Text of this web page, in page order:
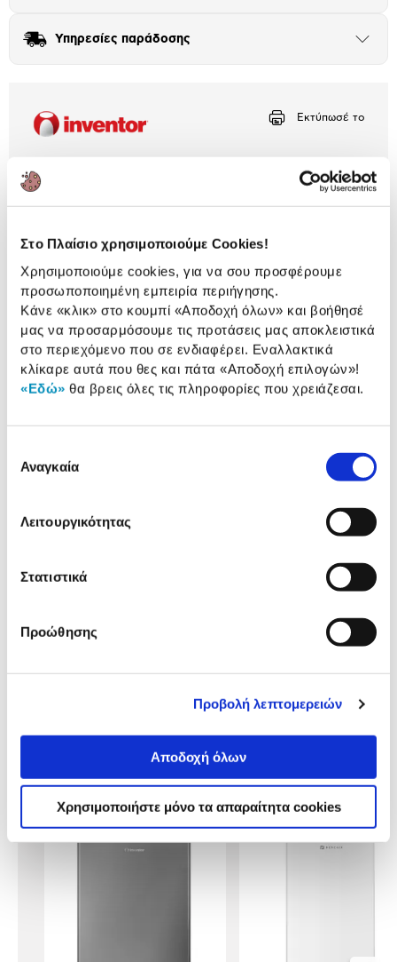
Στο Πλαίσιο χρησιμοποιούμε Cookies!
Χρησιμοποιούμε cookies, για να σου προσφέρουμε
προσωποποιημένη εμπειρία περιήγησης.
Κάνε «κλικ» στο κουμπί «Αποδοχή όλων» και βοήθησέ
μας να προσαρμόσουμε τις προτάσεις μας αποκλειστικά
στο περιεχόμενο που σε ενδιαφέρει. Εναλλακτικά
κλίκαρε αυτά που θες και πάτα «Αποδοχή επιλογών»!
«Εδώ» θα βρεις όλες τις πληροφορίες που χρειάζεσαι.
συγκατάθεσης
Αναγκαία
Λειτουργικότητας
Στατιστικά
Προώθησης
Προβολή λεπτομερειών
Αποδοχή όλων
Χρησιμοποιήστε μόνο τα απαραίτητα cookies
Υπηρεσίες παράδοσης
Άνοιξε
Εκτύπωσέ το
Μονόπορτο ψυγείο της Inventor με χωρητικότητα
δυνατότητα αλλαγής φοράς, για εύκολη
εγκατάσταση στην κουζίνα σου.
3 Έτη εγγύηση Προμηθευτή Πληροφορίες
Χαρακτηριστικά
Ενεργειακή κλάση: E
Στατικός
Αναλυτική
Προδιαγραφές
Δες τι κλίκαραν όσοι είδαν το ίδιο
προϊόν με εσένα!